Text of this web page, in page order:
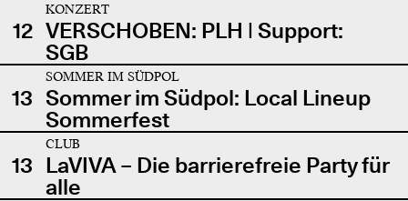
12
KONZERT
VERSCHOBEN: PLH | Support:
SGB
13
SOMMER IM SÜDPOL
Sommer im Südpol: Local Lineup
Sommerfest
13
CLUB
LaVIVA – Die barrierefreie Party für
alle